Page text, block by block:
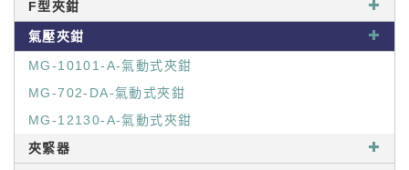
F型夾鉗
氣壓夾鉗
MG-10101-A-氣動式夾鉗
MG-702-DA-氣動式夾鉗
MG-12130-A-氣動式夾鉗
夾緊器